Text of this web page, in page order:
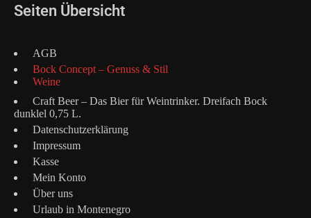
Seiten Übersicht
AGB
Bock Concept – Genuss & Stil
Weine
Craft Beer – Das Bier für Weintrinker. Dreifach Bock
dunklel 0,75 L.
Datenschutzerklärung
Impressum
Kasse
Mein Konto
Über uns
Urlaub in Montenegro